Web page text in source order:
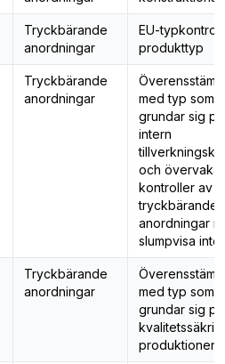
Tryckbärande
anordningar
EU-
produkttyp
Tryckbärande
anordningar
med typ som
grundar sig på
intern
och
kontroller av
tryckbärande
anordningar
slumpvisa
Tryckbärande
anordningar
med typ som
grundar sig på
produktionen